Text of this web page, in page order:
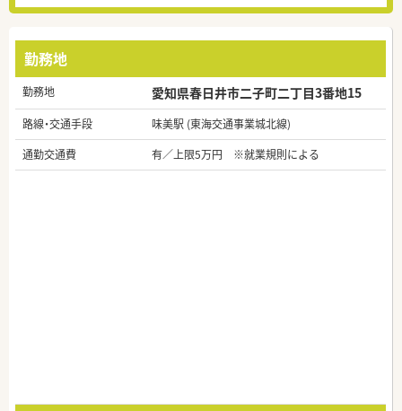
勤務地
勤務地 愛知県春日井市二子町二丁目3番地15
路線・交通手段
味美駅 (東海交通事業城北線)
通勤交通費
有／上限5万円 ※就業規則による